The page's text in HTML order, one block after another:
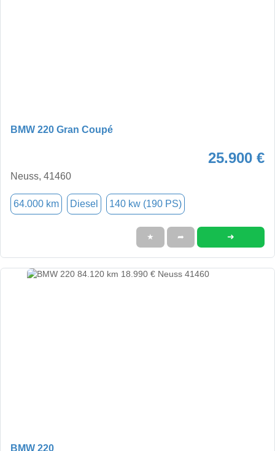
BMW 220 Gran Coupé
25.900 €
Neuss, 41460
64.000 km Diesel 140 kw (190 PS)
★ ➦ ➜
BMW 220